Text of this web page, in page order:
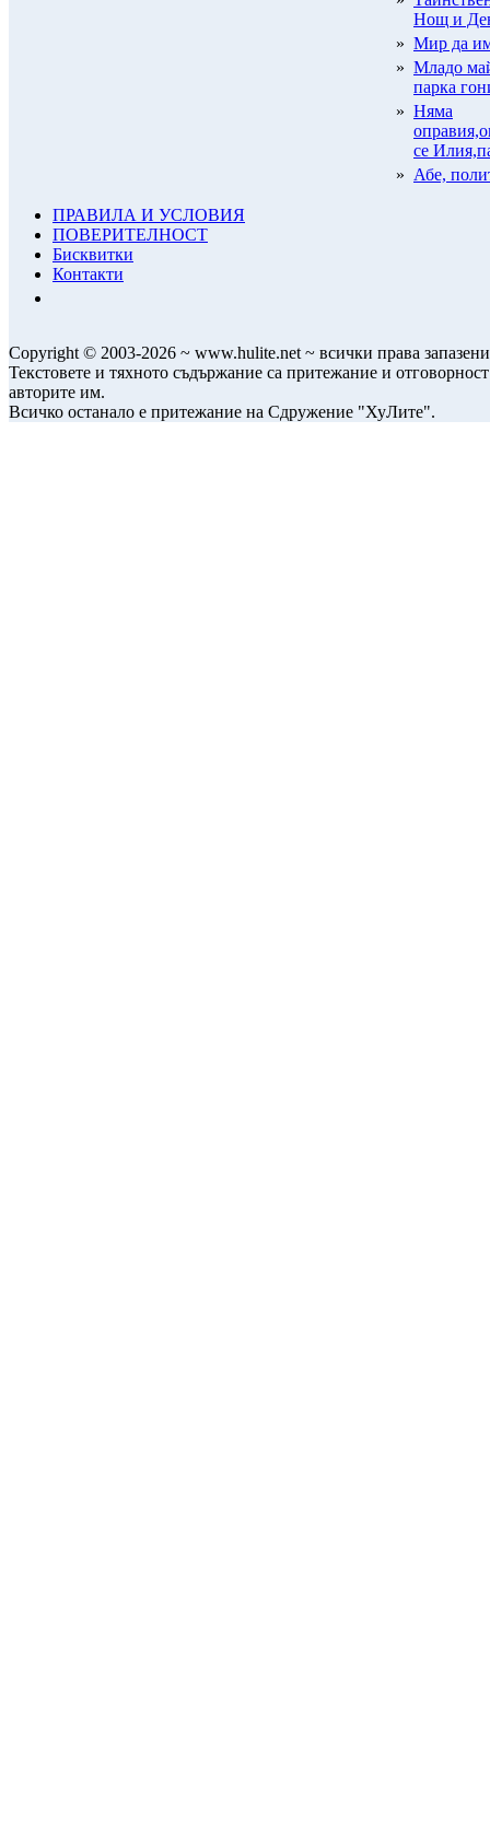
Нощ и
» Мир да
» Младо
парка
» Няма
се
» Абе,
ПРАВИЛА И УСЛОВИЯ
ПОВЕРИТЕЛНОСТ
Бисквитки
Контакти
Copyright © 2003-2026 ~ www.hulite.net ~ всички права
Текстовете и тяхното съдържание са притежание и
авторите им.
Всичко останало е притежание на Сдружение "ХуЛите".